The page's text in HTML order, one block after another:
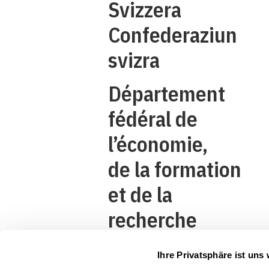
Ihre Privatsphäre ist uns
Svizzera
Confederaziun
svizra
Département
fédéral de
l’économie,
de la formation
et de la
recherche